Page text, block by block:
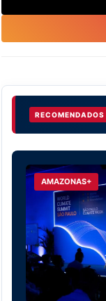
RECOMENDADOS
AMAZONAS+